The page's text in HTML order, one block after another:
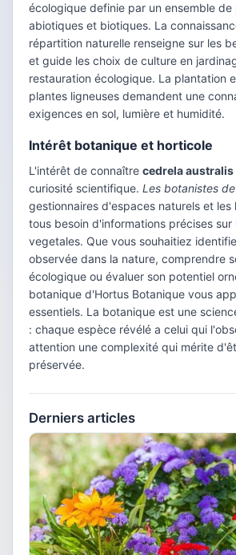
écologique definie par un ensemble de
abiotiques et biotiques. La
répartition naturelle renseigne sur les
et guide les choix de culture en
restauration écologique. La plantation
plantes ligneuses demandent une
exigences en sol, lumière et humidité.
Intérêt botanique et horticole
L'intérêt de connaître cedrela australis
curiosité scientifique. Les botanistes
gestionnaires d'espaces naturels et
tous besoin d'informations précises sur
vegetales. Que vous souhaitiez
observée dans la nature, comprendre
écologique ou évaluer son potentiel
botanique d'Hortus Botanique vous
essentiels. La botanique est une
: chaque espèce révélé a celui qui
attention une complexité qui mérite
préservée.
Derniers articles